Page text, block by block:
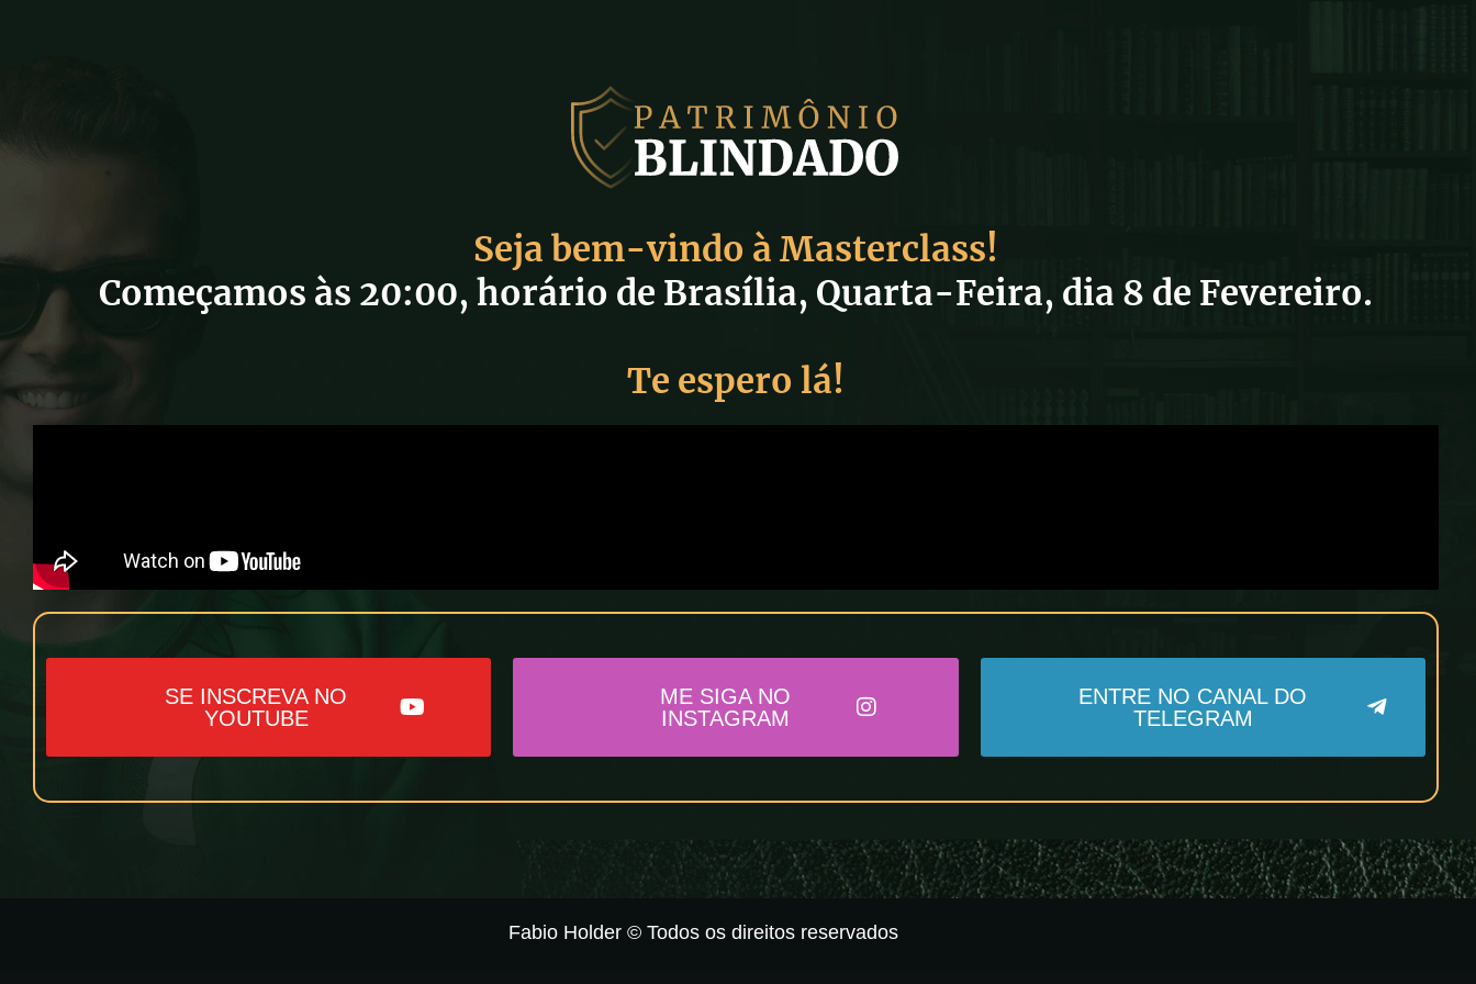
Seja bem-vindo à Masterclass!
Começamos às 20:00, horário de Brasília, Quarta-Feira, dia 8 de Fevereiro.
Te espero lá!
SE INSCREVA NO
YOUTUBE
ME SIGA NO
INSTAGRAM
ENTRE NO CANAL DO
TELEGRAM
Fabio Holder © Todos os direitos reservados